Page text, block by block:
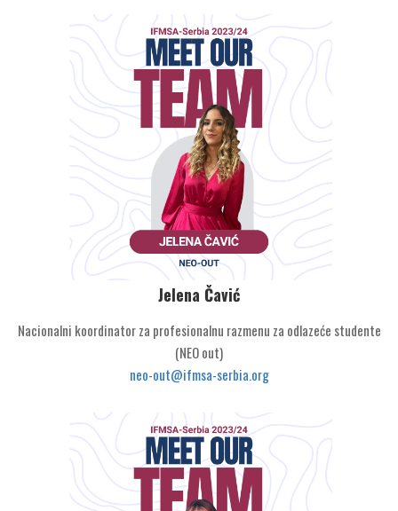
Jelena Čavić
Nacionalni koordinator za profesionalnu razmenu za odlazeće studente
(NEO out)
neo-out@ifmsa-serbia.org